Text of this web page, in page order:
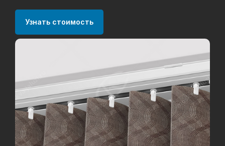
Узнать стоимость